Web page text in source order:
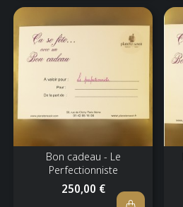
Bon cadeau - Le
Perfectionniste
250,00 €